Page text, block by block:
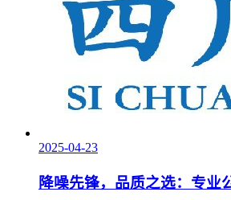
2025-04-23
降噪先锋，品质之选：专业